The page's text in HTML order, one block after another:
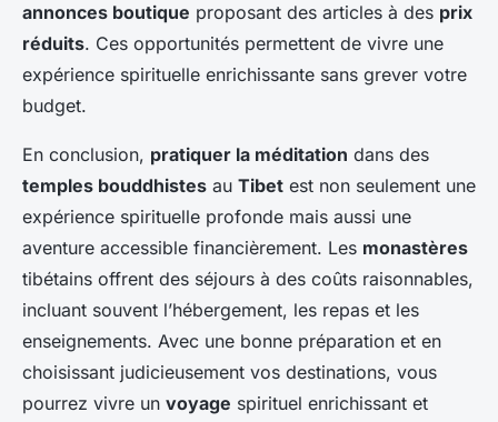
annonces boutique proposant des articles à des prix
réduits. Ces opportunités permettent de vivre une
expérience spirituelle enrichissante sans grever votre
budget.
En conclusion, pratiquer la méditation dans des
temples bouddhistes au Tibet est non seulement une
expérience spirituelle profonde mais aussi une
aventure accessible financièrement. Les monastères
tibétains offrent des séjours à des coûts raisonnables,
incluant souvent l’hébergement, les repas et les
enseignements. Avec une bonne préparation et en
choisissant judicieusement vos destinations, vous
pourrez vivre un voyage spirituel enrichissant et